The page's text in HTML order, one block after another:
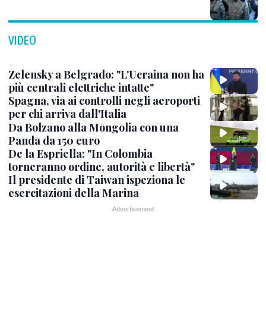
VIDEO
Zelensky a Belgrado: "L'Ucraina non ha
più centrali elettriche intatte"
Spagna, via ai controlli negli aeroporti
per chi arriva dall'Italia
Da Bolzano alla Mongolia con una
Panda da 150 euro
De la Espriella: "In Colombia
torneranno ordine, autorità e libertà"
Il presidente di Taiwan ispeziona le
esercitazioni della Marina